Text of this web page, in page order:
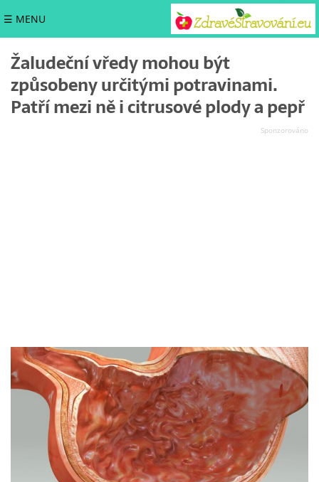
☰ MENU
Žaludeční vředy mohou být
způsobeny určitými potravinami.
Patří mezi ně i citrusové plody a pepř